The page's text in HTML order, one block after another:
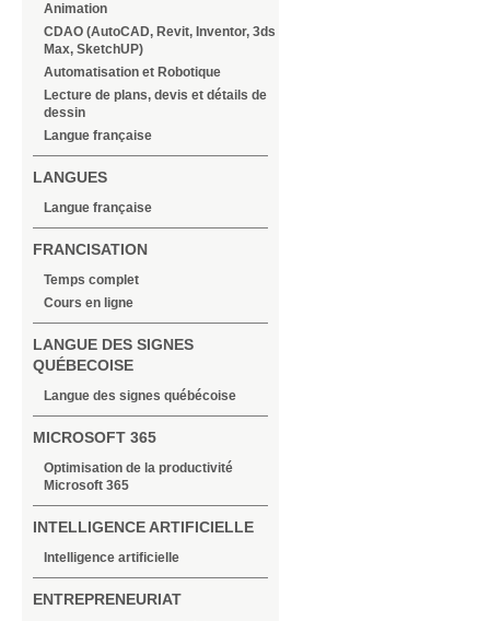
Animation
CDAO (AutoCAD, Revit, Inventor, 3ds
Max, SketchUP)
Automatisation et Robotique
Lecture de plans, devis et détails de
dessin
Langue française
LANGUES
Langue française
FRANCISATION
Temps complet
Cours en ligne
LANGUE DES SIGNES
QUÉBECOISE
Langue des signes québécoise
MICROSOFT 365
Optimisation de la productivité
Microsoft 365
INTELLIGENCE ARTIFICIELLE
Intelligence artificielle
ENTREPRENEURIAT